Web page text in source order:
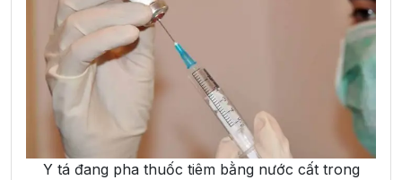
Y tá đang pha thuốc tiêm bằng nước cất trong